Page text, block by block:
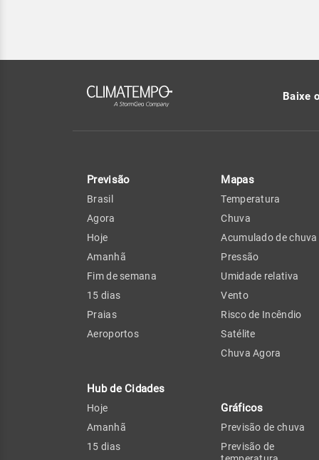
Baixe
Previsão
Brasil
Agora
Hoje
Amanhã
Fim de semana
15 dias
Praias
Aeroportos
Hub de Cidades
Hoje
Amanhã
15 dias
Mapas
Temperatura
Chuva
Acumulado de chuva
Pressão
Umidade relativa
Vento
Risco de Incêndio
Satélite
Chuva Agora
Gráficos
Previsão de chuva
Previsão de